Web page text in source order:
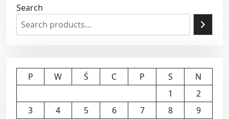
Search
P W Ś C P S
N
1
2
3
4 5 6 7 8
9